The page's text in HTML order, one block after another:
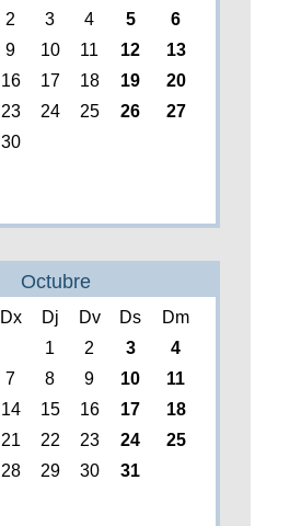
2 3 4 5
6
9 10 11 12
13
16 17 18 19
20
23 24 25 26
27
30
Octubre
Dx Dj Dv Ds
Dm
1
2 3
4
7 8 9 10
11
14 15 16 17
18
21 22 23 24
25
28 29 30 31